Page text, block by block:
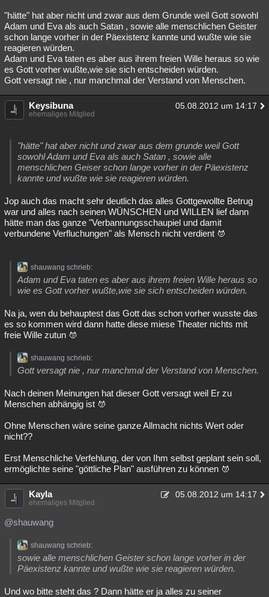
"hätte" hat aber nicht und zwar aus dem Grunde weil Gott sowohl
Adam und Eva als auch Satan , sowie alle menschlichen Geister
schon lange vorher in der Päexistenz kannte und wußte wie sie
reagieren würden.
Adam und Eva taten es aber aus ihrem freien Wille heraus so wie
es Gott vorher wußte,wie sie sich entscheiden würden.
Gott versagt nie , nur manchmal der Verstand von Menschen.
Keysibuna 05.08.2012 um 14:17
ehemaliges Mitglied
"hätte" hat aber nicht und zwar aus dem grunde weil Gott
sowohl Adam und Eva als auch Satan , sowie alle
menschlichen Geiser schon lange vorher in der Päexistenz
kannte und wußte wie sie reagieren würden.
Jop auch das macht sehr deutlich das alles Gottgewollte Betrug
war und alles nach seinen WÜNSCHEN und WILLEN lief dann
hätte man das ganze "Verbannungsschaupiel und damit
verbundene Verfluchungen" als Mensch nicht verdient
shauwang schrieb:
Adam und Eva taten es aber aus ihrem freien Wille heraus so
wie es Gott vorher wußte,wie sie sich entscheiden würden.
Na ja, wen du behauptest das Gott das schon vorher wusste das
es so kommen wird dann hatte diese miese Theater nichts mit
freie Wille zutun
shauwang schrieb:
Gott versagt nie , nur manchmal der Verstand von Menschen.
Nach deinen Meinungen hat dieser Gott versagt weil Er zu
Menschen abhängig ist
Ohne Menschen wäre seine ganze Allmacht nichts Wert oder
nicht??
Erst Menschliche Verfehlung, der von Ihm selbst geplant sein soll,
ermöglichte seine "göttliche Plan" ausführen zu können
Kayla 05.08.2012 um 14:17
ehemaliges Mitglied
@shauwang
shauwang schrieb:
sowie alle menschlichen Geister schon lange vorher in der
Päexistenz kannte und wußte wie sie reagieren würden.
Und wo bitte steht das ? Dann hätte er ja alles zu seiner